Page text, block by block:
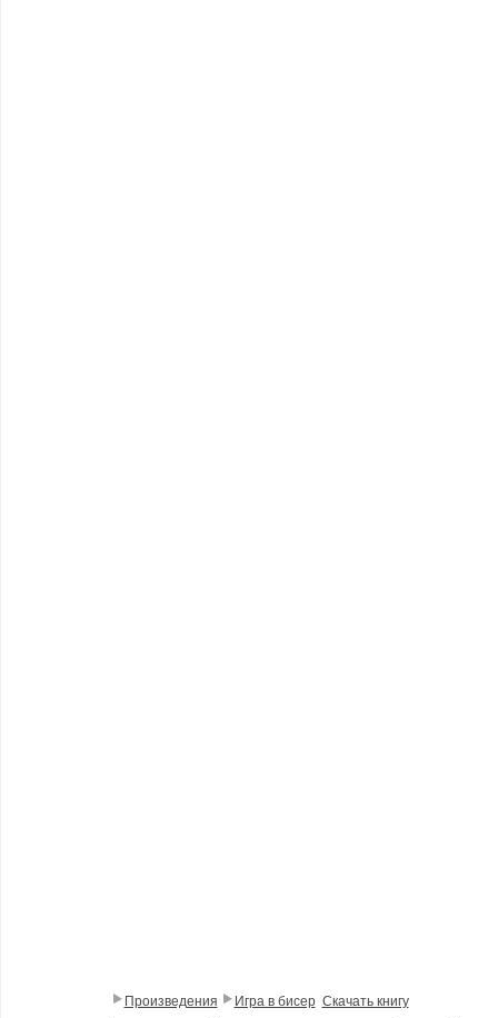
Произведения Игра в бисер Скачать книгу